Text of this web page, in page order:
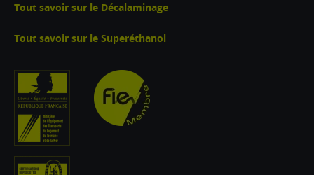
Tout savoir sur le Décalaminage
Tout savoir sur le Superéthanol